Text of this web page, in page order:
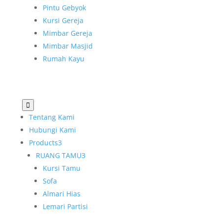
Pintu Gebyok
Kursi Gereja
Mimbar Gereja
Mimbar Masjid
Rumah Kayu

Tentang Kami
Hubungi Kami
Products3
RUANG TAMU3
Kursi Tamu
Sofa
Almari Hias
Lemari Partisi